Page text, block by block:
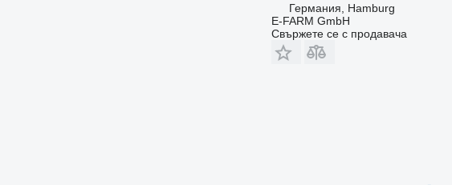
Германия, Hamburg
E-FARM GmbH
Свържете се с продавача